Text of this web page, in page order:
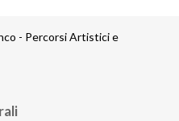
- Percorsi Artistici e